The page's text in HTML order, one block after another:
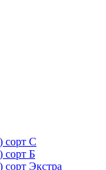
сорт С
сорт Б
сорт Экстра